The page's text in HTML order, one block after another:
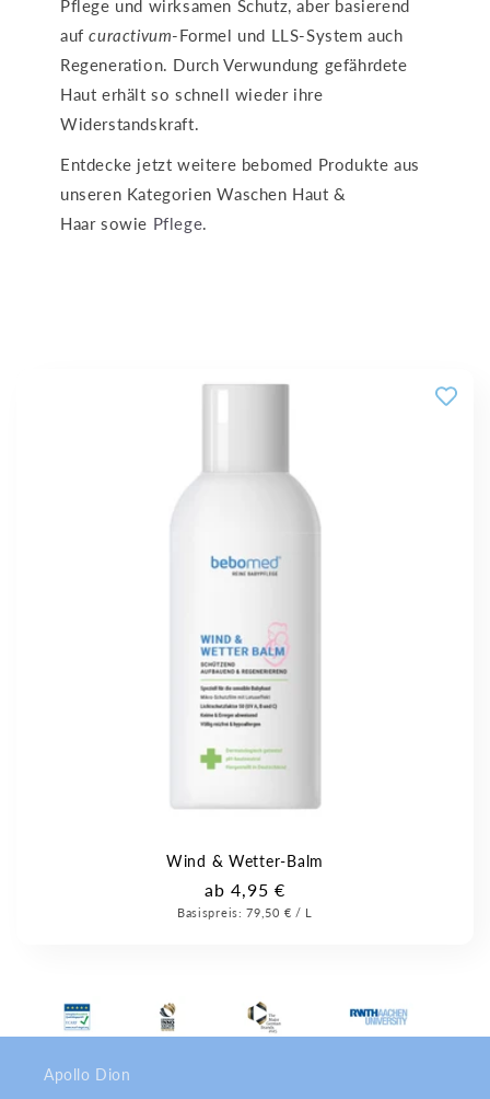
Pflege und wirksamen Schutz, aber basierend
aufcuractivum-Formel und LLS-System auch
Regeneration. Durch Verwundung gefährdete
Haut erhält so schnell wieder ihre
Widerstandskraft.
Entdecke jetzt weitere bebomed Produkte aus
unseren Kategorien Waschen Haut &
Haar sowie Pflege.
Wind & Wetter-Balm
Normaler
Preis
ab 4,95 €
Basispreis: Grundpreis
79,50 € / Pro
L
Apollo Dion